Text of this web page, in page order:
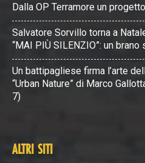
Dalla OP Terramore un
Salvatore Sorvillo torna a
“MAI PIÙ SILENZIO”: un
Un battipagliese firma l’arte
“Urban Nature” di Marco
7)
ALTRI SITI